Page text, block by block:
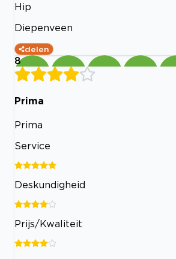
Hip
Diepenveen
delen
8
Prima
Prima
Service
Deskundigheid
Prijs/Kwaliteit